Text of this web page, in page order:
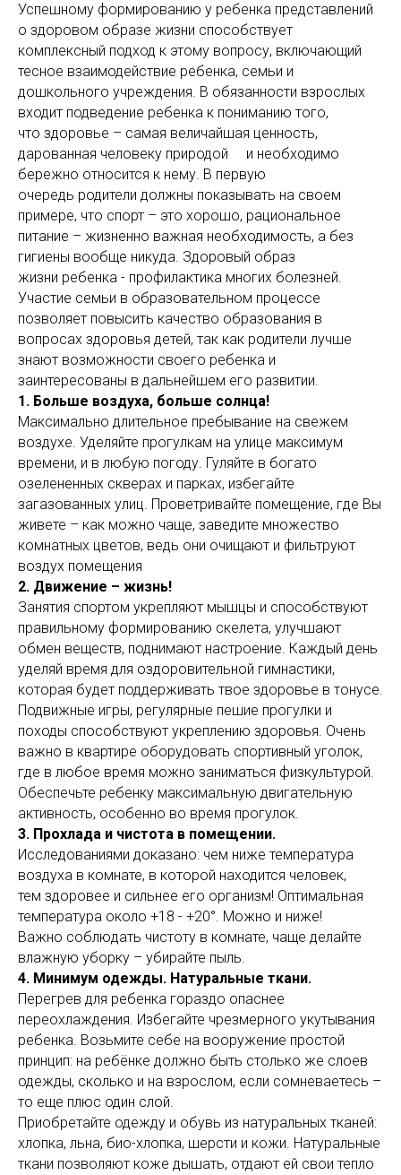
Успешному формированию у ребенка представлений
о здоровом образе жизни способствует
комплексный подход к этому вопросу, включающий
тесное взаимодействие ребенка, семьи и
дошкольного учреждения. В обязанности взрослых
входит подведение ребенка к пониманию того,
что здоровье – самая величайшая ценность,
дарованная человеку природой и необходимо
бережно относится к нему. В первую
очередь родители должны показывать на своем
примере, что спорт – это хорошо, рациональное
питание – жизненно важная необходимость, а без
гигиены вообще никуда. Здоровый образ
жизни ребенка - профилактика многих болезней.
Участие семьи в образовательном процессе
позволяет повысить качество образования в
вопросах здоровья детей, так как родители лучше
знают возможности своего ребенка и
заинтересованы в дальнейшем его развитии.
1. Больше воздуха, больше солнца!
Максимально длительное пребывание на свежем
воздухе. Уделяйте прогулкам на улице максимум
времени, и в любую погоду. Гуляйте в богато
озелененных скверах и парках, избегайте
загазованных улиц. Проветривайте помещение, где Вы
живете – как можно чаще, заведите множество
комнатных цветов, ведь они очищают и фильтруют
воздух помещения
2. Движение – жизнь!
Занятия спортом укрепляют мышцы и способствуют
правильному формированию скелета, улучшают
обмен веществ, поднимают настроение. Каждый день
уделяй время для оздоровительной гимнастики,
которая будет поддерживать твое здоровье в тонусе.
Подвижные игры, регулярные пешие прогулки и
походы способствуют укреплению здоровья. Очень
важно в квартире оборудовать спортивный уголок,
где в любое время можно заниматься физкультурой.
Обеспечьте ребенку максимальную двигательную
активность, особенно во время прогулок.
3. Прохлада и чистота в помещении.
Исследованиями доказано: чем ниже температура
воздуха в комнате, в которой находится человек,
тем здоровее и сильнее его организм! Оптимальная
температура около +18 - +20°. Можно и ниже!
Важно соблюдать чистоту в комнате, чаще делайте
влажную уборку – убирайте пыль.
4. Минимум одежды. Натуральные ткани.
Перегрев для ребенка гораздо опаснее
переохлаждения. Избегайте чрезмерного укутывания
ребенка. Возьмите себе на вооружение простой
принцип: на ребёнке должно быть столько же слоев
одежды, сколько и на взрослом, если сомневаетесь –
то еще плюс один слой.
Приобретайте одежду и обувь из натуральных тканей:
хлопка, льна, био-хлопка, шерсти и кожи. Натуральные
ткани позволяют коже дышать, отдают ей свои тепло